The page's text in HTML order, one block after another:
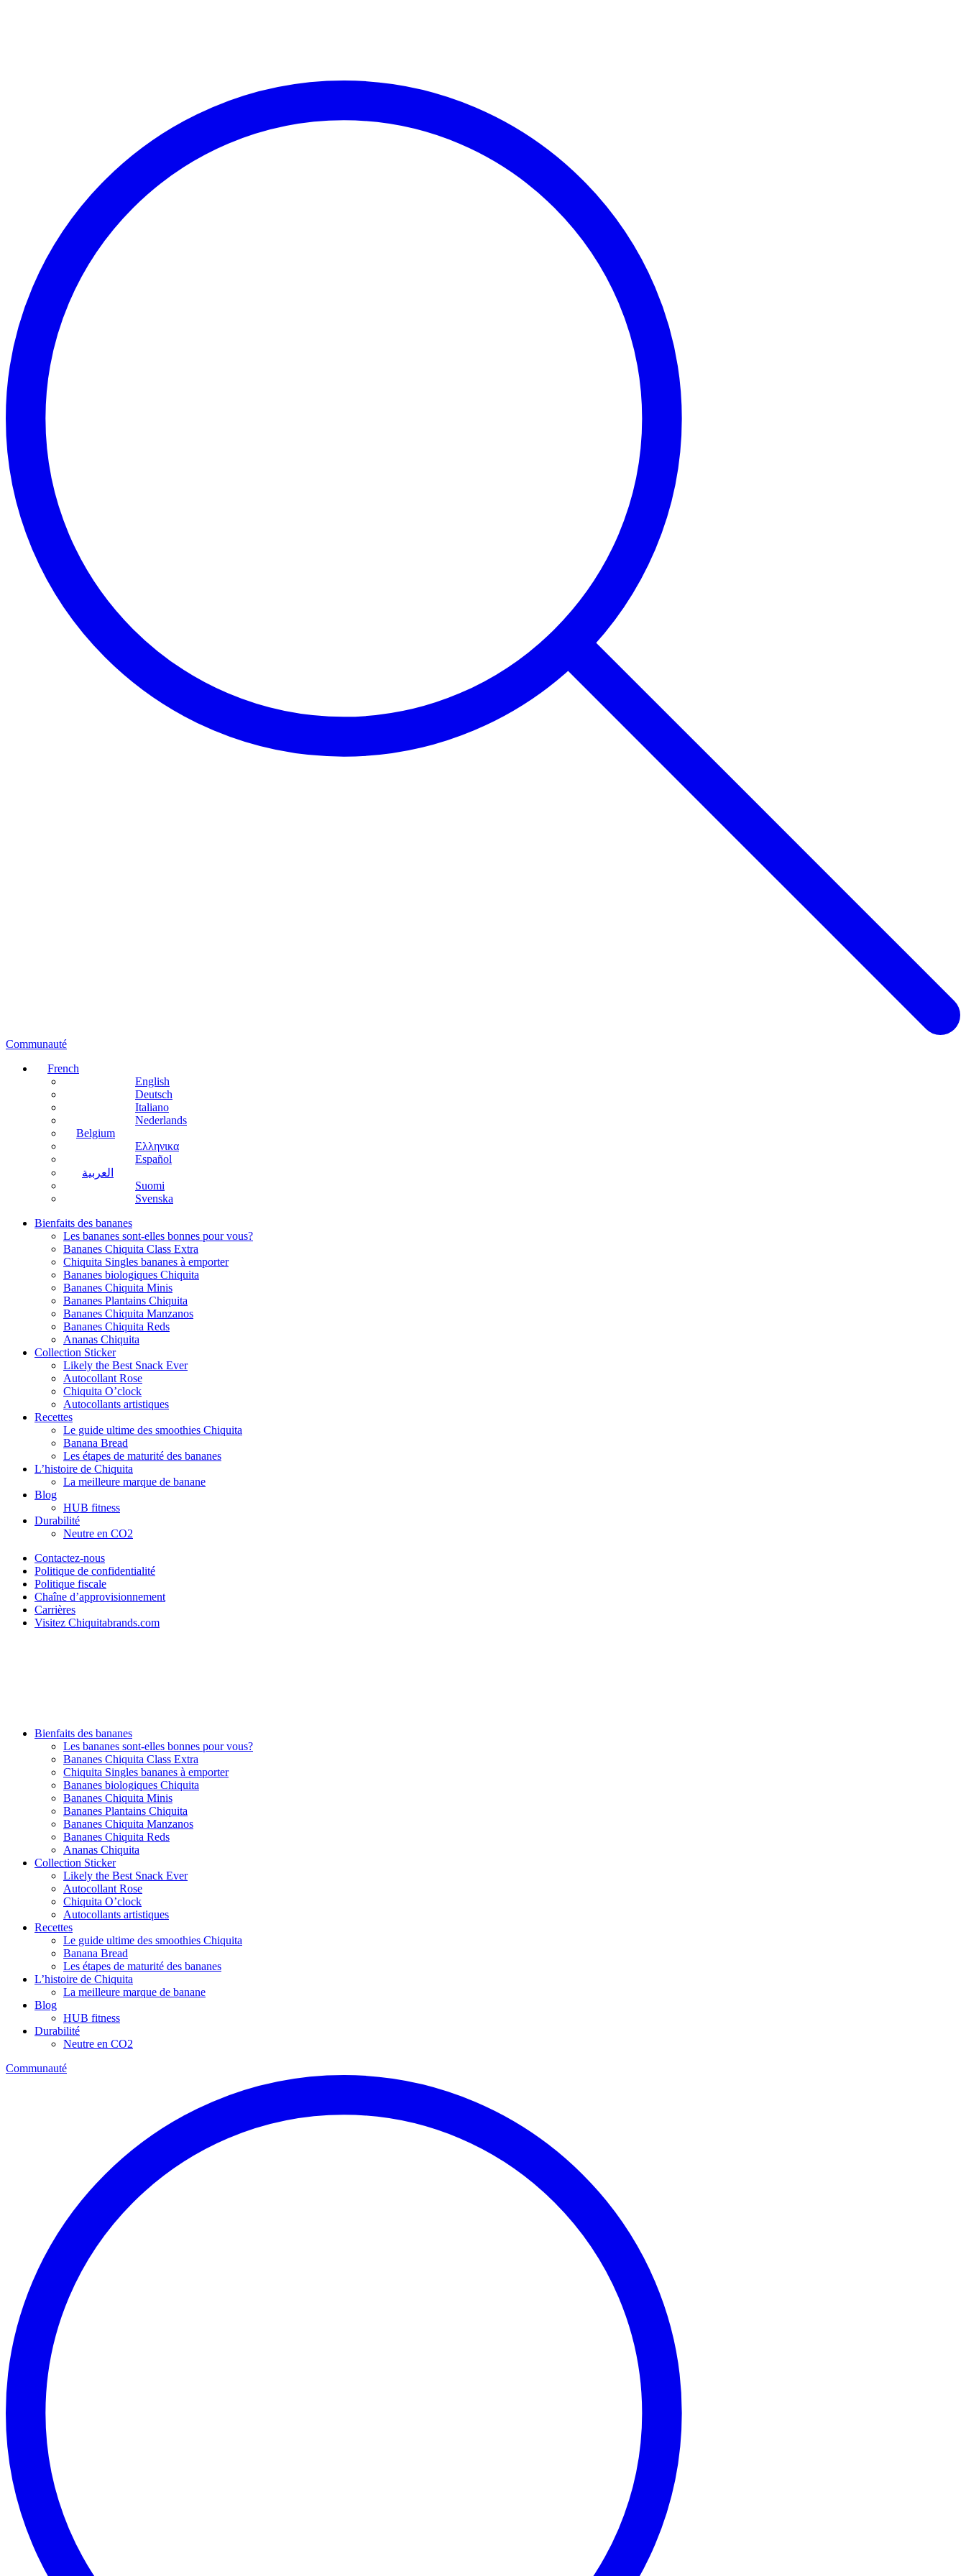
Communauté
French
English
Deutsch
Italiano
Nederlands
Belgium
Ελληνικα
Español
العربية
Suomi
Svenska
Bienfaits des bananes
Les bananes sont-elles bonnes pour vous?
Bananes Chiquita Class Extra
Chiquita Singles bananes à emporter
Bananes biologiques Chiquita
Bananes Chiquita Minis
Bananes Plantains Chiquita
Bananes Chiquita Manzanos
Bananes Chiquita Reds
Ananas Chiquita
Collection Sticker
Likely the Best Snack Ever
Autocollant Rose
Chiquita O’clock
Autocollants artistiques
Recettes
Le guide ultime des smoothies Chiquita
Banana Bread
Les étapes de maturité des bananes
L’histoire de Chiquita
La meilleure marque de banane
Blog
HUB fitness
Durabilité
Neutre en CO2
Contactez-nous
Politique de confidentialité
Politique fiscale
Chaîne d’approvisionnement
Carrières
Visitez Chiquitabrands.com
Bienfaits des bananes
Les bananes sont-elles bonnes pour vous?
Bananes Chiquita Class Extra
Chiquita Singles bananes à emporter
Bananes biologiques Chiquita
Bananes Chiquita Minis
Bananes Plantains Chiquita
Bananes Chiquita Manzanos
Bananes Chiquita Reds
Ananas Chiquita
Collection Sticker
Likely the Best Snack Ever
Autocollant Rose
Chiquita O’clock
Autocollants artistiques
Recettes
Le guide ultime des smoothies Chiquita
Banana Bread
Les étapes de maturité des bananes
L’histoire de Chiquita
La meilleure marque de banane
Blog
HUB fitness
Durabilité
Neutre en CO2
Communauté